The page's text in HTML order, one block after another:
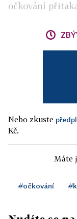
očkování
Nebo zkuste
Kč.
Máte
#očkování